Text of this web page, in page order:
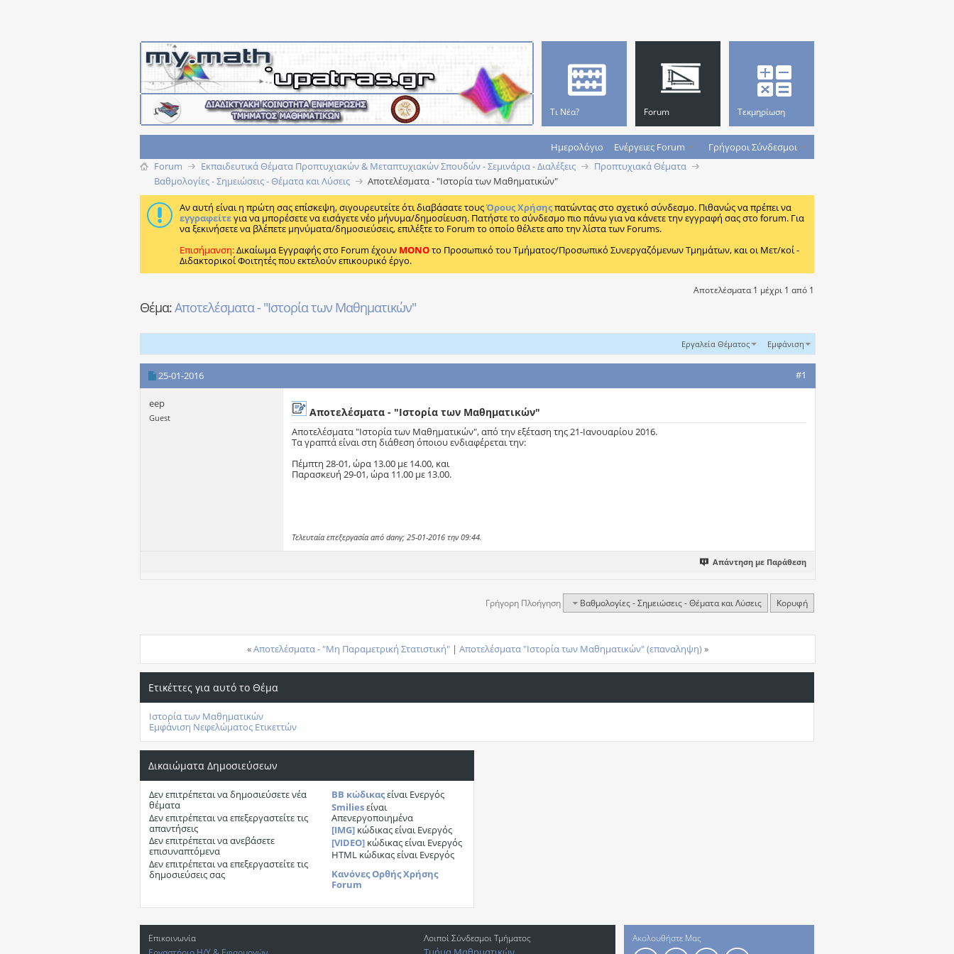
Τι Νέα? Forum
Ημερολόγιο Ενέργειες Forum Γρήγοροι Σύνδεσμοι
Τεκμηρίωση
Forum Εκπαιδευτικά Θέματα Προπτυχιακών & Μεταπτυχιακών Σπουδών - Σεμινάρια - Διαλέξεις
Προπτυχιακά Θέματα
Βαθμολογίες - Σημειώσεις - Θέματα και Λύσεις
Αποτελέσματα - "Ιστορία των Μαθηματικών"
Αν αυτή είναι η πρώτη σας επίσκεψη, σιγουρευτείτε ότι διαβάσατε τουςΌρους Χρήσηςπατώντας στο σχετικό σύνδεσμο. Πιθανώς να πρέπει να
εγγραφείτεγια να μπορέσετε να εισάγετε νέο μήνυμα/δημοσίευση. Πατήστε το σύνδεσμο πιο πάνω για να κάνετε την εγγραφή σας στο forum. Για
να ξεκινήσετε να βλέπετε μηνύματα/δημοσιεύσεις, επιλέξτε το Forum το οποίο θέλετε απο την λίστα των Forums.
Επισήμανση:Δικαίωμα Εγγραφής στο Forum έχουν MONOτο Προσωπικό του Τμήματος/Προσωπικό Συνεργαζόμενων Τμημάτων, και οι Μετ/κοί -
Διδακτορικοί Φοιτητές που εκτελούν επικουρικό έργο.
Αποτελέσματα 1 μέχρι 1 από 1
Θέμα:Αποτελέσματα - "Ιστορία των Μαθηματικών"
Εργαλεία Θέματος Εμφάνιση
25-01-2016 #1
eep
Guest Αποτελέσματα - "Ιστορία των Μαθηματικών"
Αποτελέσματα "Ιστορία των Μαθηματικών", από την εξέταση της 21-Ιανουαρίου 2016.
Τα γραπτά είναι στη διάθεση όποιου ενδιαφέρεται την:
Πέμπτη 28-01, ώρα 13.00 με 14.00, και
Παρασκευή 29-01, ώρα 11.00 με 13.00.
Τελευταία επεξεργασία από dany; 25-01-2016 την09:44.
Απάντηση με Παράθεση
Γρήγορη Πλοήγηση Βαθμολογίες - Σημειώσεις - Θέματα και Λύσεις Κορυφή
«Αποτελέσματα - "Μη Παραμετρική Στατιστική" | Αποτελέσματα "Ιστορία των Μαθηματικών" (επαναληψη)»
Ετικέττες για αυτό το Θέμα
Ιστορία των Μαθηματικών
Εμφάνιση Νεφελώματος Ετικεττών
Δικαιώματα Δημοσιεύσεων
Δεν επιτρέπεταινα δημοσιεύσετε νέα
θέματα
Δεν επιτρέπεταινα επεξεργαστείτε τις
απαντήσεις
Δεν επιτρέπεταινα ανεβάσετε
επισυναπτόμενα
Δεν επιτρέπεται να επεξεργαστείτε τις
δημοσιεύσεις σας
BB κώδικαςείναιΕνεργός
Smiliesείναι
Απενεργοποιημένα
[IMG]κώδικας είναιΕνεργός
[VIDEO]κώδικας είναι Ενεργός
HTML κώδικας είναιΕνεργός
Κανόνες Ορθής Χρήσης
Forum
Επικοινωνία
Λοιποί Σύνδεσμοι Τμήματος Ακολουθήστε Μας